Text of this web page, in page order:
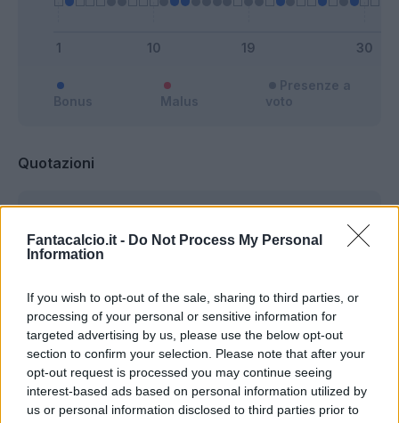
Fantacalcio.it - Do Not Process My Personal
Information
If you wish to opt-out of the sale, sharing to third parties, or
processing of your personal or sensitive information for
targeted advertising by us, please use the below opt-out
section to confirm your selection. Please note that after your
opt-out request is processed you may continue seeing
interest-based ads based on personal information utilized by
us or personal information disclosed to third parties prior to
Bonus Malus
Presenze a
voto
Quotazioni